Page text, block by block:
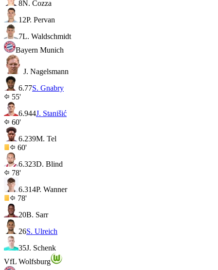
8N. Cozza
12P. Pervan
7L. Waldschmidt
Bayern Munich
J. Nagelsmann
6.77S. Gnabry
55'
6.944J. Stanišić
60'
6.239M. Tel
60'
6.323D. Blind
78'
6.314P. Wanner
78'
20B. Sarr
26S. Ulreich
35J. Schenk
VfL Wolfsburg